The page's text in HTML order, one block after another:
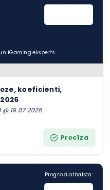
iGaming eksperts
koeficienti,
19.07.2026
Precīza
Prognozi atbalsta: